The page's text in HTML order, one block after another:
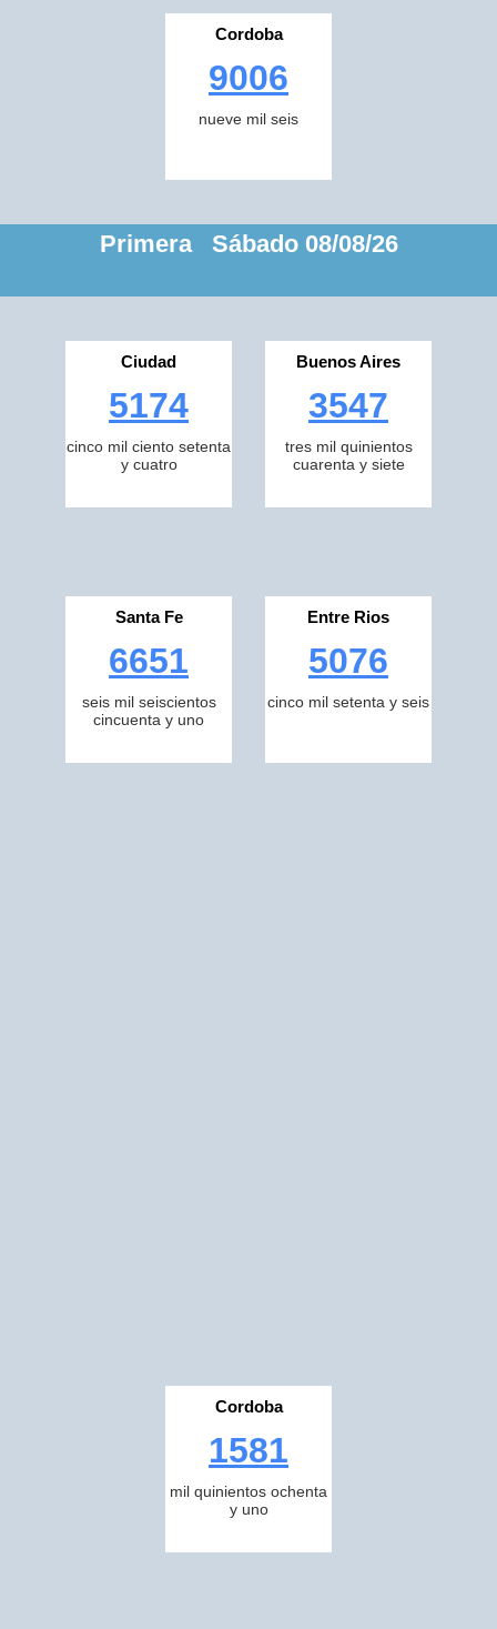
Cordoba
9006
nueve mil seis
Primera Sábado 08/08/26
Ciudad
5174
cinco mil ciento setenta
y cuatro
Buenos Aires
3547
tres mil quinientos
cuarenta y siete
Santa Fe
6651
seis mil seiscientos
cincuenta y uno
Entre Rios
5076
cinco mil setenta y seis
Cordoba
1581
mil quinientos ochenta
y uno